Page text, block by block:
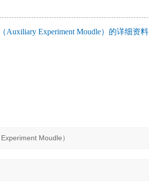
Experiment Moudle）的详细资料